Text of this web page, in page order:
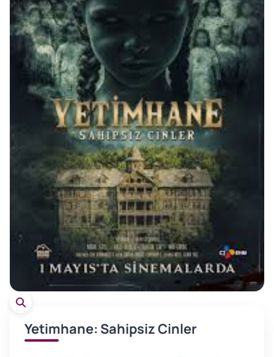
Yetimhane: Sahipsiz Cinler